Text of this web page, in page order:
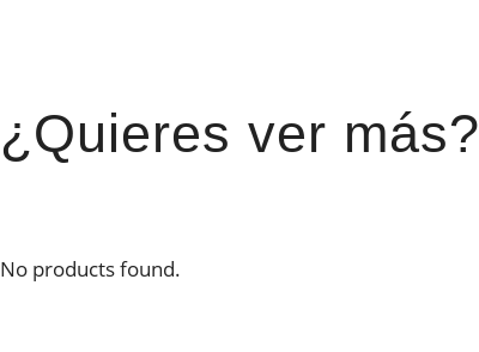
¿Quieres ver más?
No products found.